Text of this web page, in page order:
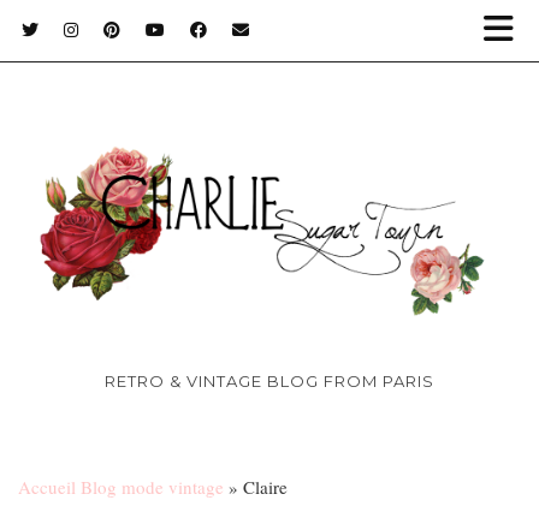
RETRO & VINTAGE BLOG FROM PARIS
Accueil Blog mode vintage » Claire